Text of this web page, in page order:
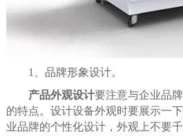
1、品牌形象设计。
产品外观设计要注意与企业品
的特点。设计设备外观时要展示一
业品牌的个性化设计，外观上不要